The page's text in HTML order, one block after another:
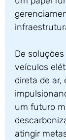
De
veículos
direta de ar,
um futuro
atingir